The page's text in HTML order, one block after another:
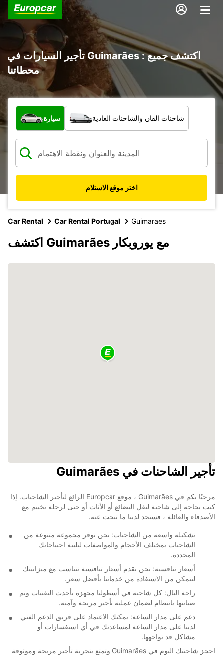
تأجير السيارات في Guimarães : اكتشف جميع
محطاتنا
ما نوع المركبة؟
سيارة شاحنات الفان والشاحنات العادية
اختر موقع الاستلام
Car Rental Car Rental Portugal Guimaraes
اكتشف Guimarães مع يوروبكار
تأجير الشاحنات في Guimarães
مرحبًا بكم في Guimarães ، موقع Europcar الرائع لتأجير الشاحنات. إذا
كنت بحاجة إلى شاحنة لنقل البضائع أو الأثاث أو حتى لرحلة تخييم مع
الأصدقاء والعائلة ، فستجد لدينا ما تبحث عنه.
تشكيلة واسعة من الشاحنات: نحن نوفر مجموعة متنوعة من
الشاحنات بمختلف الأحجام والمواصفات لتلبية احتياجاتك
المحددة.
أسعار تنافسية: نحن نقدم أسعار تنافسية تتناسب مع ميزانيتك
لتتمكن من الاستفادة من خدماتنا بأفضل سعر.
راحة البال: كل شاحنة في أسطولنا مجهزة بأحدث التقنيات وتم
صيانتها بانتظام لضمان عملية تأجير مريحة وآمنة.
دعم على مدار الساعة: يمكنك الاعتماد على فريق الدعم الفني
لدينا على مدار الساعة لمساعدتك في أي استفسارات أو
مشاكل قد تواجهها.
احجز شاحنتك اليوم في Guimarães وتمتع بتجربة تأجير مريحة وموثوقة